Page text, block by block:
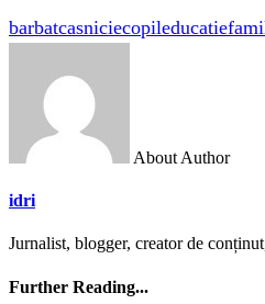
barbatcasniciecopileducatie
About Author
idri
Jurnalist, blogger, creator de
Further Reading...